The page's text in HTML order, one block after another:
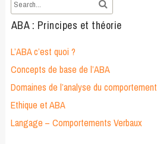
ABA : Principes et théorie
L’ABA c’est quoi ?
Concepts de base de l’ABA
Domaines de l’analyse du comportement
Ethique et ABA
Langage – Comportements Verbaux